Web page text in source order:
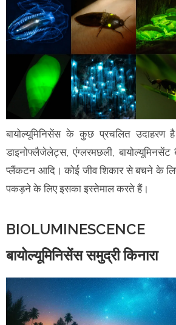
बायोल्यूमिनिसेंस के कुछ प्रचलित
डाइनोफ्लैजेलेट्स, एंग्लरमछली, बायोल्यूमिनसेंट
प्लैंकटन आदि। कोई जीव शिकार से बचने के
पकड़ने के लिए इसका इस्तेमाल करते हैं।
बायोल्यूमिनिसेंस समुद्री किनारा